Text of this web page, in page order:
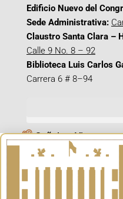
Edificio Nuevo del
Sede Administrativa:
Claustro Santa Clara –
Calle 9 No. 8 – 92
Biblioteca Luis Carlos
Carrera 6 # 8–94
Señal en Vivo
X_@CamaraColombia